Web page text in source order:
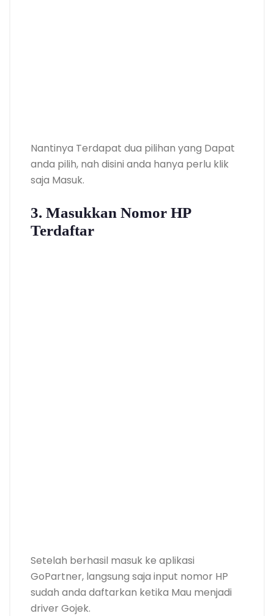
Nantinya Terdapat dua pilihan yang Dapat
anda pilih, nah disini anda hanya perlu klik
saja Masuk.
3. Masukkan Nomor HP
Terdaftar
Setelah berhasil masuk ke aplikasi
GoPartner, langsung saja input nomor HP
sudah anda daftarkan ketika Mau menjadi
driver Gojek.